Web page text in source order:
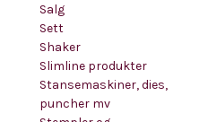
Salg
Sett
Shaker
Slimline produkter
Stansemaskiner, dies,
puncher mv